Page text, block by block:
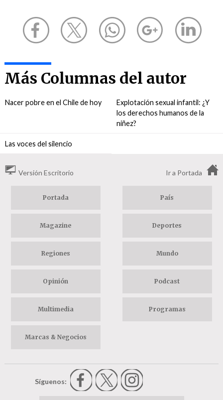
Más Columnas del autor
Nacer pobre en el Chile de hoy
Explotación sexual infantil: ¿Y
los derechos humanos de la
niñez?
Las voces del silencio
Versión Escritorio Ir a Portada
Portada País
Magazine Deportes
Regiones Mundo
Opinión Podcast
Multimedia Programas
Marcas & Negocios
Síguenos: